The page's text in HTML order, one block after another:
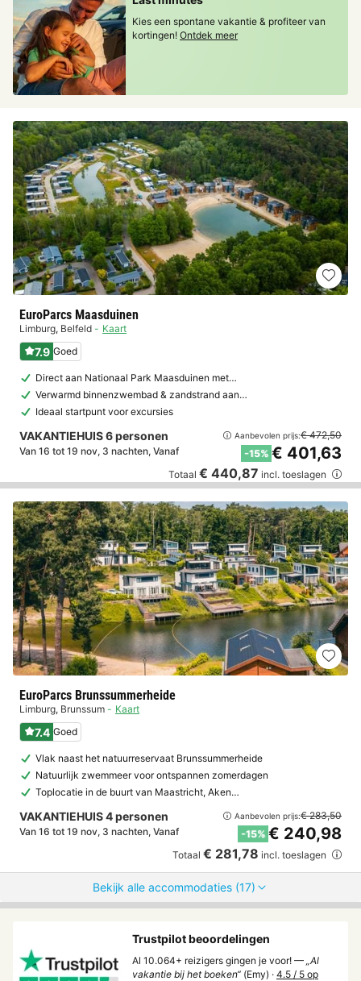
EuroParcs Maasduinen
Limburg, Belfeld Kaart
7.9 Goed
Direct aan Nationaal Park Maasduinen met…
Verwarmd binnenzwembad & zandstrand aan…
Ideaal startpunt voor excursies
VAKANTIEHUIS 6 personen
Van 16 tot 19 nov, 3 nachten, Vanaf
Aanbevolen prijs:€ 472,50
-15% € 401,63
Totaal € 440,87 incl. toeslagen
EuroParcs Brunssummerheide
Limburg, Brunssum Kaart
7.4 Goed
Vlak naast het natuurreservaat Brunssummerheide
Natuurlijk zwemmeer voor ontspannen zomerdagen
Toplocatie in de buurt van Maastricht, Aken…
VAKANTIEHUIS 4 personen
Van 16 tot 19 nov, 3 nachten, Vanaf
Aanbevolen prijs:€ 283,50
-15% € 240,98
Totaal € 281,78 incl. toeslagen
Bekijk alle accommodaties (17)
Kies een spontane vakantie & profiteer van
kortingen! Ontdek meer
Trustpilot beoordelingen
Al 10.064+ reizigers gingen je voor! — „Al
vakantie bij het boeken“ (Emy) · 4.5 / 5 op